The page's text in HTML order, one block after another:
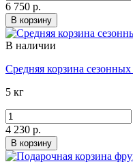
6 750 р.
В корзину
В наличии
Средняя корзина
5 кг
4 230 р.
В корзину